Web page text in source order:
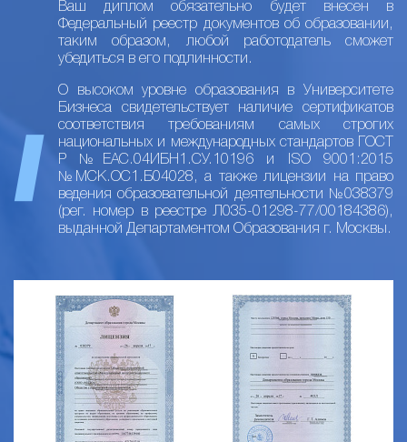
Ваш диплом обязательно будет внесен в
Федеральный реестр документов об образовании,
таким образом, любой работодатель сможет
убедиться в его подлинности.
О высоком уровне образования в Университете
Бизнеса свидетельствует наличие сертификатов
соответствия требованиям самых строгих
национальных и международных стандартов ГОСТ
Р №ЕАС.04ИБН1.СУ.10196 и ISO 9001:2015
№МСК.ОС1.Б04028, а также лицензии на право
ведения образовательной деятельности №038379
(рег. номер в реестре Л035-01298-77/00184386),
выданной Департаментом Образования г. Москвы.